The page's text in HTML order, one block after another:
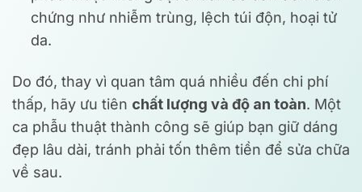
chứng như nhiễm trùng, lệch túi độn, hoại tử
da.
Do đó, thay vì quan tâm quá nhiều đến chi phí
thấp, hãy ưu tiên chất lượng và độ an toàn. Một
ca phẫu thuật thành công sẽ giúp bạn giữ dáng
đẹp lâu dài, tránh phải tốn thêm tiền để sửa chữa
về sau.